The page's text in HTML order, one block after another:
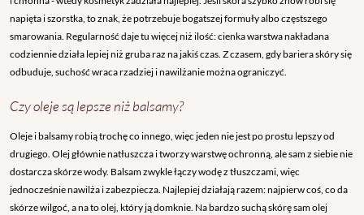
napięta i szorstka, to znak, że potrzebuje bogatszej formuły albo częstszego
smarowania. Regularność daje tu więcej niż ilość: cienka warstwa nakładana
codziennie działa lepiej niż gruba raz na jakiś czas. Z czasem, gdy bariera skóry się
odbuduje, suchość wraca rzadziej i nawilżanie można ograniczyć.
Czy oleje są lepsze niż balsamy?
Oleje i balsamy robią trochę co innego, więc jeden nie jest po prostu lepszy od
drugiego. Olej głównie natłuszcza i tworzy warstwę ochronną, ale sam z siebie nie
dostarcza skórze wody. Balsam zwykle łączy wodę z tłuszczami, więc
jednocześnie nawilża i zabezpiecza. Najlepiej działają razem: najpierw coś, co da
skórze wilgoć, a na to olej, który ją domknie. Na bardzo suchą skórę sam olej